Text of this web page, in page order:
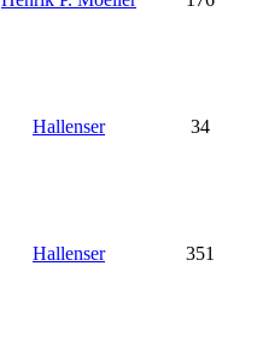
Hallenser 34
Hallenser 351